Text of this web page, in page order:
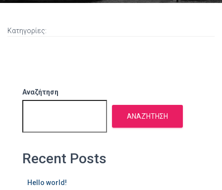
Κατηγορίες:
Αναζήτηση
ΑΝΑΖΉΤΗΣΗ
Recent Posts
Hello world!